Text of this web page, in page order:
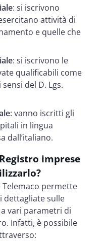
: si iscrivono
attività di
e quelle che
: si iscrivono le
qualificabili come
del D. Lgs.
: vanno iscritti gli
in lingua
dall’italiano.
imprese
Telemaco permette
dettagliate sulle
vari parametri di
Infatti, è possibile